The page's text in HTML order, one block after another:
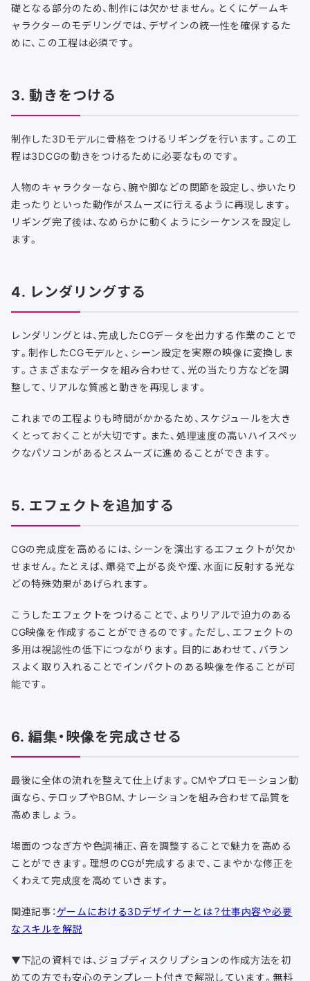
礎となる部分のため、制作には欠かせません。とくにゲームキ
ャラクターのモデリングでは、デザインの統一性を確保するた
めに、この工程は必須です。
3. 動きをつける
制作した3Dモデルに骨格をつけるリギングを行います。この工
程は3DCGの動きをつけるために必要なものです。
人物のキャラクターなら、腕や脚などの関節を設定し、歩いたり
走ったりといった動作がスムーズに行えるように再現します。
リギング完了後は、なめらかに動くようにシーケンスを設定し
ます。
4. レンダリングする
レンダリングとは、完成したCGデータを出力する作業のことで
す。制作したCGモデルと、シーン設定を実際の映像に変換しま
す。さまざまなデータを組み合わせて、光の当たり方などを調
整して、リアルな質感と動きを再現します。
これまでの工程よりも時間がかかるため、スケジュールを大き
くとっておくことが大切です。また、処理速度の高いハイスペッ
クなパソコンがあるとスムーズに進めることができます。
5. エフェクトを追加する
CGの完成度を高めるには、シーンを演出するエフェクトが欠か
せません。たとえば、爆発で上がる炎や煙、水面に反射する光な
どの特殊効果があげられます。
こうしたエフェクトをつけることで、よりリアルで迫力のある
CG映像を作成することができるのです。ただし、エフェクトの
多用は視認性の低下につながります。目的にあわせて、バラン
スよく取り入れることでインパクトのある映像を作ることが可
能です。
6. 編集・映像を完成させる
最後に全体の流れを整えて仕上げます。CMやプロモーション動
画なら、テロップやBGM、ナレーションを組み合わせて品質を
高めましょう。
場面のつなぎ方や色調補正、音を調整することで魅力を高める
ことができます。理想のCGが完成するまで、こまやかな修正を
くわえて完成度を高めていきます。
関連記事： ゲームにおける3Dデザイナーとは？仕事内容や必要
なスキルを解説
▼下記の資料では、ジョブディスクリプションの作成方法を初
めての方でも安心のテンプレート付きで解説しています。無料